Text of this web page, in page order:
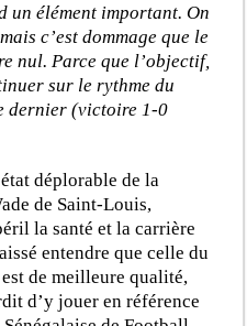
un élément important. On
c’est dommage que le
nul. Parce que l’objectif,
sur le rythme du
dernier (victoire 1-0
déplorable de la
de Saint-Louis,
la santé et la carrière
entendre que celle du
de meilleure qualité,
d’y jouer en référence